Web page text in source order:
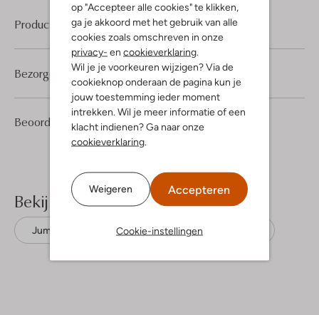
op "Accepteer alle cookies" te klikken,
ga je akkoord met het gebruik van alle
cookies zoals omschreven in onze
privacy- en cookieverklaring
Wil je je voorkeuren wijzigen? Via de
cookieknop onderaan de pagina kun je
jouw toestemming ieder moment
intrekken. Wil je meer informatie of een
klacht indienen? Ga naar onze
cookieverklaring
Weigeren Accepteren
Cookie-instellingen
Product informatie
Beoordelingen (1) 4
1
4
Sterren
Bezorgen & retourneren
Bekijk meer
Jumpsuits Co'couture